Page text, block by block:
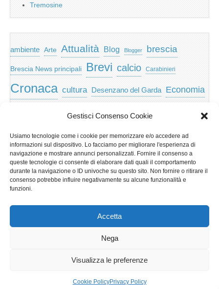
Gestisci Consenso Cookie
Usiamo tecnologie come i cookie per memorizzare e/o accedere ad
informazioni sul dispositivo. Lo facciamo per migliorare l'esperienza di
navigazione e mostrare annunci personalizzati. Fornire il consenso a
queste tecnologie ci consente di elaborare dati quali il comportamento
durante la navigazione o ID univoche su questo sito. Non fornire o ritirare il
consenso potrebbe influire negativamente su alcune funzionalità e
funzioni.
Accetta
Nega
Visualizza le preferenze
Cookie PolicyPrivacy Policy
Tremosine
ambiente Arte Attualità Blog Blogger brescia
Brescia News principali Brevi calcio Carabinieri
Cronaca cultura Desenzano del Garda Economia
lago di garda Musica Nera news Notizie
Notizie dal Garda
Notizie Lombardia
Notizie per categoria Notizie Provincia di Brescia
Regione Lombardia
Sport Storia Territorio turismo
The Magazine Basic Theme bybavotasan.com
Privacy e cookie: questo sito utilizza i cookie. Continuando a utilizzare
Informativa sui cookie